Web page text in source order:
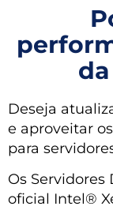
Deseja
e aproveitar
para
Os Servidores
oficial Intel®